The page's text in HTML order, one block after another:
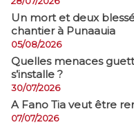
​Un mort et deux
chantier à Punaauia
05/08/2026
Quelles menaces
s’installe ?
30/07/2026
A Fano Tia veut être
07/07/2026